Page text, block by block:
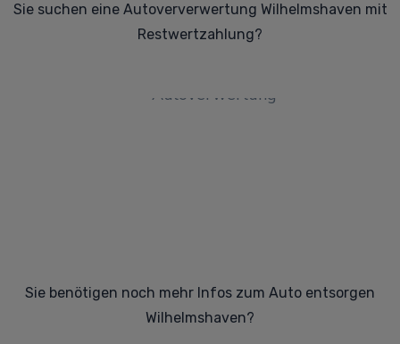
Sie suchen eine Autoververwertung Wilhelmshaven mit
Restwertzahlung?
Sie benötigen noch mehr Infos zum Auto entsorgen
Wilhelmshaven?